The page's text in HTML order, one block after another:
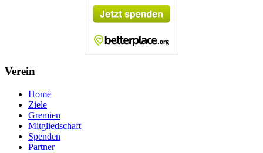
Verein
Home
Ziele
Gremien
Mitgliedschaft
Spenden
Partner